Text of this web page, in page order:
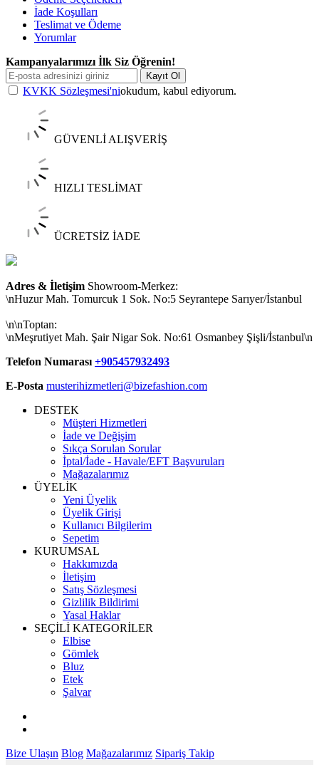
İade Koşulları
Teslimat ve Ödeme
Yorumlar
Kampanyalarımızı İlk Siz Öğrenin!
Kayıt Ol
KVKK Sözleşmesi'niokudum, kabul ediyorum.
GÜVENLİ ALIŞVERİŞ
HIZLI TESLİMAT
ÜCRETSİZ İADE
Adres & İletişim Showroom-Merkez:
\nHuzur Mah. Tomurcuk 1 Sok. No:5 Seyrantepe Sarıyer/İstanbul
\n\nToptan:
\nMeşrutiyet Mah. Şair Nigar Sok. No:61 Osmanbey Şişli/İstanbul\n
Telefon Numarası +905457932493
E-Posta musterihizmetleri@bizefashion.com
DESTEK
Müşteri Hizmetleri
İade ve Değişim
Sıkça Sorulan Sorular
İptal/İade - Havale/EFT Başvuruları
Mağazalarımız
ÜYELİK
Yeni Üyelik
Üyelik Girişi
Kullanıcı Bilgilerim
Sepetim
KURUMSAL
Hakkımızda
İletişim
Satış Sözleşmesi
Gizlilik Bildirimi
Yasal Haklar
SEÇİLİ KATEGORİLER
Elbise
Gömlek
Bluz
Etek
Şalvar
Bize Ulaşın Blog Mağazalarımız Sipariş Takip